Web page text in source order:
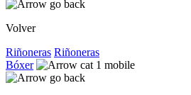
Volver
Riñoneras Riñoneras
Bóxer